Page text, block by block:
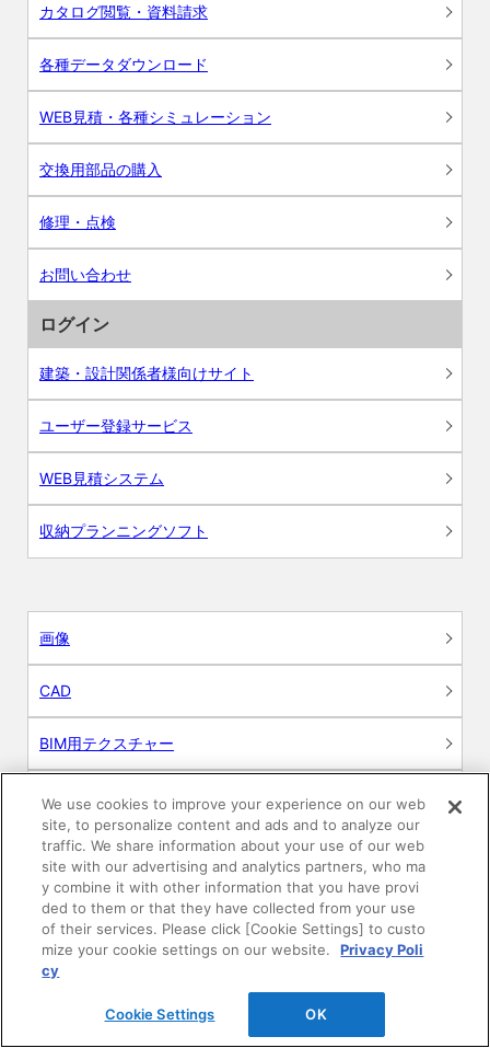
カタログ閲覧・資料請求
各種データダウンロード
WEB見積・各種シミュレーション
交換用部品の購入
修理・点検
お問い合わせ
ログイン
建築・設計関係者様向けサイト
ユーザー登録サービス
WEB見積システム
収納プランニングソフト
画像
CAD
BIM用テクスチャー
図面（PDF）
申請関係認定書類
施工・取扱説明書
動画
シミュレーションツール
We use cookies to improve your experience on our web
site, to personalize content and ads and to analyze our
traffic. We share information about your use of our web
site with our advertising and analytics partners, who ma
y combine it with other information that you have provi
ded to them or that they have collected from your use
of their services. Please click [Cookie Settings] to custo
mize your cookie settings on our website.
Privacy Poli
cy
Cookie Settings OK